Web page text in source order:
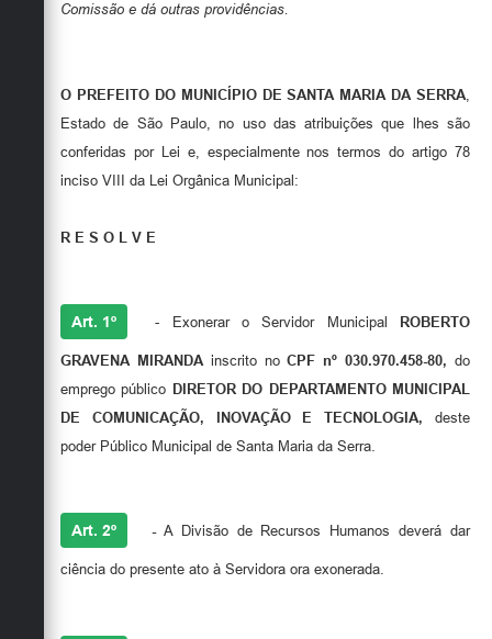
Comissão e dá outras providências.
O PREFEITO DO MUNICÍPIO DE SANTA MARIA DA SERRA,
Estado de São Paulo, no uso das atribuições que lhes são
conferidas por Lei e, especialmente nos termos do artigo 78
inciso VIII da Lei Orgânica Municipal:
R E S O L V E
Art. 1º - Exonerar o Servidor Municipal ROBERTO
GRAVENA MIRANDA inscrito noCPF nº 030.970.458-80,do
emprego público DIRETOR DO DEPARTAMENTO MUNICIPAL
DE COMUNICAÇÃO, INOVAÇÃO E TECNOLOGIA, deste
poder Público Municipal de Santa Maria da Serra.
Art. 2º -A Divisão de Recursos Humanos deverá dar
ciência do presente ato à Servidora ora exonerada.